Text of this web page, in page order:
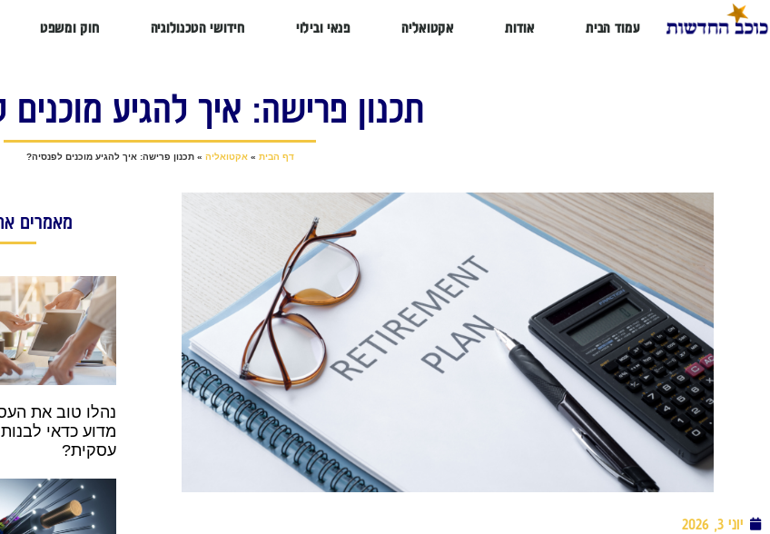
עמוד הבית אודות אקטואליה פנאי ובילוי חידושי הטכנולוגיה חוק ומשפט
תכנון פרישה: איך להגיע מוכנים
דף הבית »אקטואליה »תכנון פרישה: איך להגיע מוכנים לפנסיה?
יוני 3, 2026
מאמרים
נהלו טוב את
מדוע כדאי
עסקית?